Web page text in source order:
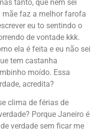
tanto, que nem sei
mãe faz a melhor farofa
eu to sentindo o
de vontade kkk.
ela é feita e eu não sei
tem castanha
moído. Essa
acredita?
clima de férias de
Porque Janeiro é
verdade sem ficar me